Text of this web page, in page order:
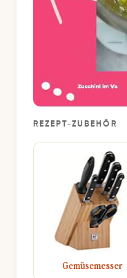
REZEPT-ZUBEHÖR
Gemüsemesser